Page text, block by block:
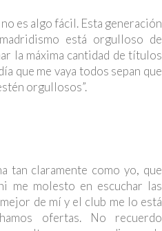
es algo fácil. Esta generación
está orgulloso de
la máxima cantidad de títulos
que me vaya todos sepan que
orgullosos”.
tan claramente como yo, que
me molesto en escuchar las
de mí y el club me lo está
ofertas. No recuerdo